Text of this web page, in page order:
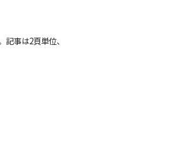
事は2頁単位、